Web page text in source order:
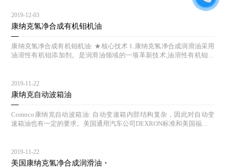
钛机油能够自动追踪压力点,生成保护膜,降低发动机的磨损，更好的保
护发动机。 （二）自我修复作用 。钛作为液体金属进入发动机后，不
仅能提高发动机的抗氧化作用，而且有自我修复功能。液体钛机油在引
擎摩擦最频繁的地方形成一层保护膜，这就像给引擎磨损点加了一个抵
抗磨损的盾牌，由于它是在分子层面进行引擎保护，因而能够让引擎运
行更加长久。 测试证明康德尔液体钛机油能有效帮助减少引擎磨损： S
EQUENCE IIIG发动机按照要求模仿在炎热天气下运行的拖车：与ILSA
A发动机模仿在低温下运行的拖车：与ILSAC GF-4抗磨损保护标准相
比，添加液体钛添加剂后，可以减少引擎磨损达85%；与市面上普通版
2019-12-03
康纳克氢净合成有机钼机油
康纳克氢净合成有机钼机油: ★核心技术 1.康纳克氢净合成润滑油采用
油溶性有机钼添加剂。是润滑油领域的一项革新技术,油溶性有机钼是
使康纳克产品达到严格的欧洲、美国汽车制造商的执行标准，在正常以
及恶劣的条件下都能有效防止对发动机的磨损，并保持发动机清洁，降
低机油消耗及燃油消耗。 ★核心科技原理 1.在静止、缓和工况下，有
机钼可在机械摩擦表面形成一层具有减摩、抗磨、极压作用的物理吸附
膜，具有长期持续的抗氧化功能，从而有效的对发动机进行长效保护；
2.在高速、高温、高压苛刻的工况下，有机钼分解为纳米级的二硫化钼
2019-11-22
康纳克自动波箱油
Comnco康纳克自动波箱油: 自动变速箱内部结构复杂，因此对自动变
速箱油也有一定的要求。美国通用汽车公司DEXRON标准和美国福特M
变速箱对其工作油的粘度极其敏感，所以粘度是自动变速箱的特性之
一。不同的种类自动变速箱所需的自动变速箱粘度也是不同的。因此，
2019-11-22
美国康纳克氢净合成润滑油・